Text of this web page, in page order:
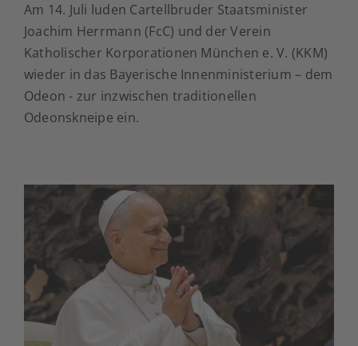
zu
Ehren
der
Bayerischen
Verfassung
Am 14. Juli luden Cartellbruder Staatsminister
Joachim Herrmann (FcC) und der Verein
Katholischer Korporationen München e. V. (KKM)
wieder in das Bayerische Innenministerium – dem
Odeon - zur inzwischen traditionellen
Odeonskneipe ein.